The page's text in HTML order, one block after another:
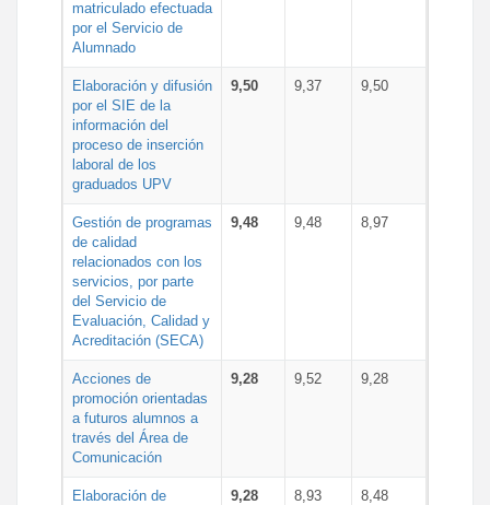
matriculado efectuada
por el Servicio de
Alumnado
Elaboración y difusión
por el SIE de la
información del
proceso de inserción
laboral de los
graduados UPV
9,50 9,37 9,50
Gestión de programas
de calidad
relacionados con los
servicios, por parte
del Servicio de
Evaluación, Calidad y
Acreditación (SECA)
9,48 9,48 8,97
Acciones de
promoción orientadas
a futuros alumnos a
través del Área de
Comunicación
9,28 9,52 9,28
Elaboración de
9,28 8,93 8,48